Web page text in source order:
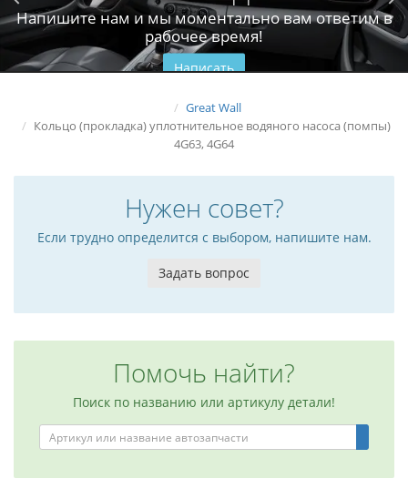
Напишите нам и мы моментально вам ответим в
рабочее время!
Написать
Great Wall
Кольцо (прокладка) уплотнительное водяного насоса (помпы)
4G63, 4G64
Нужен совет?
Если трудно определится с выбором, напишите нам.
Задать вопрос
Помочь найти?
Поиск по названию или артикулу детали!